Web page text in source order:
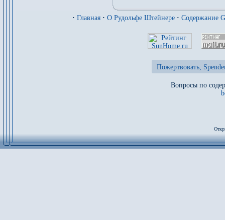
· Главная · О Рудольфе Штейнере · Содержание
Пожертвовать,
Вопросы по